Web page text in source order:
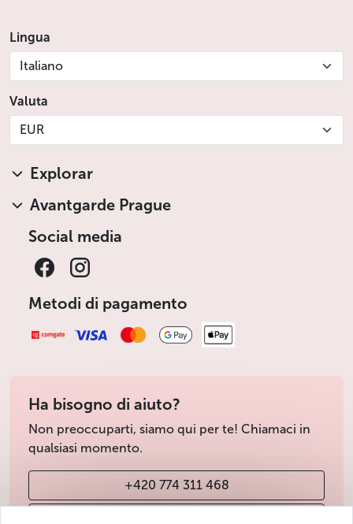
Lingua
Italiano
Valuta
EUR
Explorar
Avantgarde Prague
Social media
Metodi di pagamento
Ha bisogno di aiuto?
Non preoccuparti, siamo qui per te! Chiamaci in
qualsiasi momento.
+420 774 311 468